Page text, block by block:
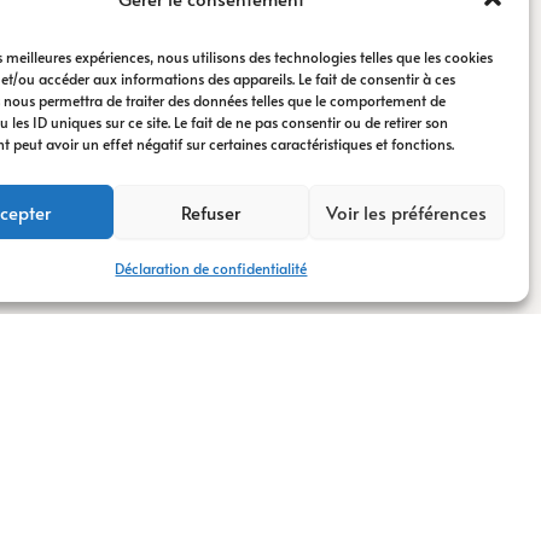
meilleures expériences, nous utilisons des technologies telles que les cookies
ou accéder aux informations des appareils. Le fait de consentir à ces
permettra de traiter des données telles que le comportement de
les ID uniques sur ce site. Le fait de ne pas consentir ou de retirer son
peut avoir un effet négatif sur certaines caractéristiques et fonctions.
Refuser Voir les préférences
Déclaration de confidentialité